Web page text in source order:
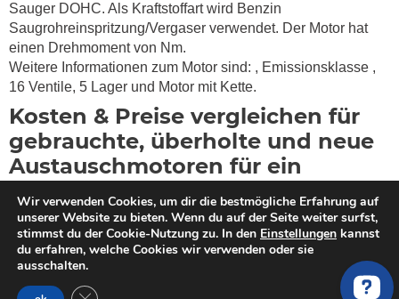
Sauger DOHC. Als Kraftstoffart wird Benzin
Saugrohreinspritzung/Vergaser verwendet. Der Motor hat
einen Drehmoment von Nm.
Weitere Informationen zum Motor sind: , Emissionsklasse ,
16 Ventile, 5 Lager und Motor mit Kette.
Kosten & Preise vergleichen für
gebrauchte, überholte und neue
Austauschmotoren für ein
CITROËN C3 II 1.4 VTi
Du willst einen Motor kaufen? MotorschadenVergleich hilft
dir bei der Suche nach einem qualitativ hochwertigen
überholten oder gebrauchten Tauschmotor für dein
CITROËN C3 2 SC 1.4 VTi (98PS). Wir haben geprüfte
Wir verwenden Cookies, um dir die bestmögliche Erfahrung auf
unserer Website zu bieten. Wenn du auf der Seite weiter surfst,
stimmst du der Cookie-Nutzung zu. In den Einstellungen kannst
du erfahren, welche Cookies wir verwenden oder sie
ausschalten.
GDPR Cookie-Banner schließen